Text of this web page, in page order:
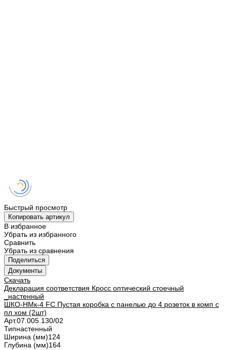
Быстрый просмотр
Копировать артикул
В избранное
Убрать из избранного
Сравнить
Убрать из сравнения
Поделиться
Документы
Скачать
Декларация соответствия Кросс оптический стоечный
_настенный
ШКО-НМк-4 FC Пустая коробка с панелью до 4 розеток в комп с
пл хом (2шт)
Арт.07.005.130/02
Типнастенный
Ширина (мм)124
Глубина (мм)164